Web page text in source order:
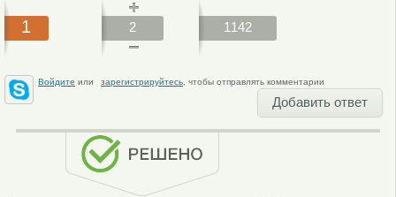
1 2 1142
Войдите или зарегистрируйтесь, чтобы отправлять комментарии
Добавить ответ